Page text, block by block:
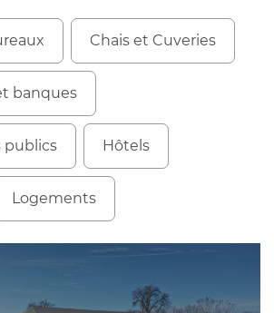
Chais et Cuveries
banques
publics Hôtels
Logements